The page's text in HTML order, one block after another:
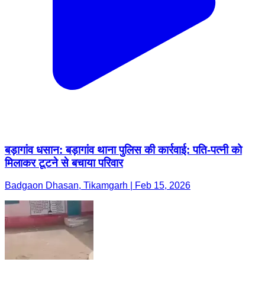
बड़ागांव धसान: बड़ागांव थाना पुलिस की कार्रवाई: पति-पत्नी को
मिलाकर टूटने से बचाया परिवार
Badgaon Dhasan, Tikamgarh | Feb 15, 2026